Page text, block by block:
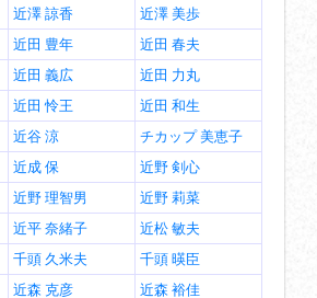
近澤 諒香
近澤 美歩
近田 豊年
近田 春夫
近田 義広
近田 力丸
近田 怜王
近田 和生
近谷 涼
チカップ 美恵子
近成 保
近野 剣心
近野 理智男
近野 莉菜
近平 奈緒子
近松 敏夫
千頭 久米夫
千頭 暎臣
近森 克彦 近森 裕佳